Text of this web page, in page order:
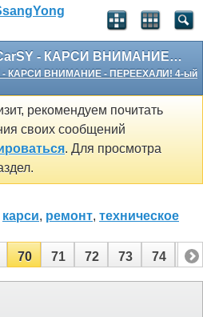
Технический центр CarSY - КАРСИ ВНИМАНИЕ - ПЕРЕЕХАЛИ! 4-ый Рощинский проезд, д. 20с3
- КАРСИ ВНИМАНИЕ - ПЕРЕЕХАЛИ! 4-ый
рекомендуем почитать
своих сообщений
. Для просмотра
карси, ремонт, техническое
70 71 72 73 74 75